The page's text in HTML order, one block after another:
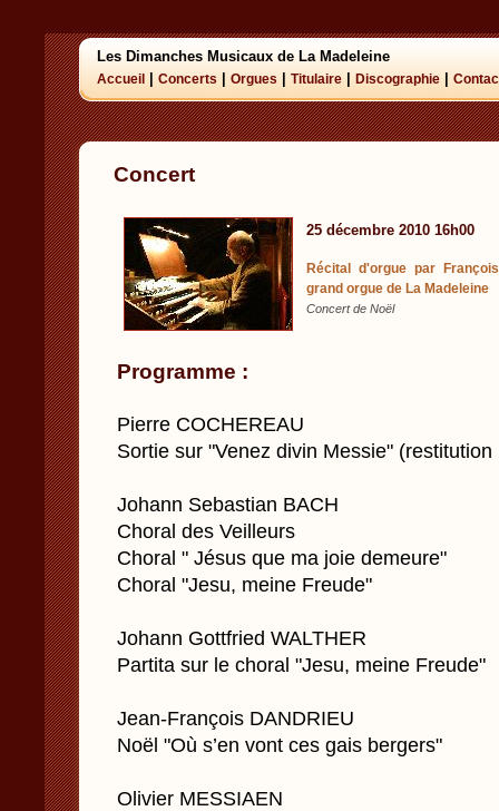
Les Dimanches Musicaux de La Madeleine
Accueil Concerts Orgues Titulaire Discographie
Concert
25 décembre 2010 16h00
Récital d'orgue par
grand orgue de La Madeleine
Concert de Noël
Programme :
Pierre COCHEREAU
Sortie sur "Venez divin Messie" (restitution
Johann Sebastian BACH
Choral des Veilleurs
Choral " Jésus que ma joie demeure"
Choral "Jesu, meine Freude"
Johann Gottfried WALTHER
Partita sur le choral "Jesu, meine Freude"
Jean-François DANDRIEU
Noël "Où s’en vont ces gais bergers"
Olivier MESSIAEN